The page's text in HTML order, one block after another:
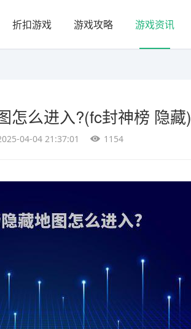
折扣游戏 游戏攻略 游戏资讯
怎么进入?(fc封神榜 隐藏)
04-04 21:37:01 1154